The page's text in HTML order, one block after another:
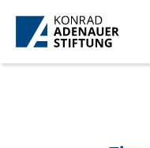
Saltar al contenido